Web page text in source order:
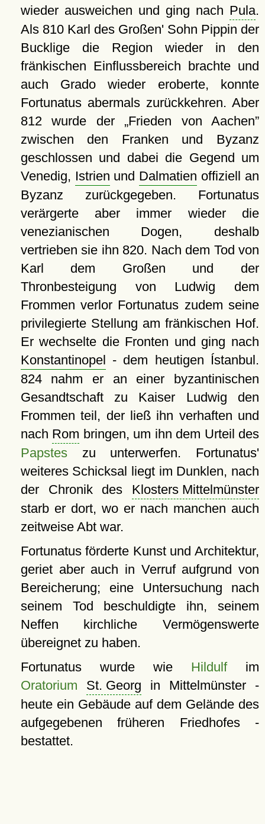
wieder ausweichen und ging nach Pula.
Als 810 Karl des Großen' Sohn Pippin der
Bucklige die Region wieder in den
fränkischen Einflussbereich brachte und
auch Grado wieder eroberte, konnte
Fortunatus abermals zurückkehren. Aber
812 wurde der Frieden von Aachen
zwischen den Franken und Byzanz
geschlossen und dabei die Gegend um
Venedig, Istrien und Dalmatien offiziell an
Byzanz zurückgegeben. Fortunatus
verärgerte aber immer wieder die
venezianischen Dogen, deshalb
vertrieben sie ihn 820. Nach dem Tod von
Karl dem Großen und der
Thronbesteigung von Ludwig dem
Frommen verlor Fortunatus zudem seine
privilegierte Stellung am fränkischen Hof.
Er wechselte die Fronten und ging nach
Konstantinopel - dem heutigen Ístanbul.
824 nahm er an einer byzantinischen
Gesandtschaft zu Kaiser Ludwig den
Frommen teil, der ließ ihn verhaften und
nach Rom bringen, um ihn dem Urteil des
Papsteszu unterwerfen. Fortunatus'
weiteres Schicksal liegt im Dunklen, nach
der Chronik des Klosters Mittelmünster
starb er dort, wo er nach manchen auch
zeitweise Abt war.
Fortunatus förderte Kunst und Architektur,
geriet aber auch in Verruf aufgrund von
Bereicherung; eine Untersuchung nach
seinem Tod beschuldigte ihn, seinem
Neffen kirchliche Vermögenswerte
übereignet zu haben.
Fortunatus wurde wie Hildulfim
Oratorium
St. Georg in Mittelmünster -
heute ein Gebäude auf dem Gelände des
aufgegebenen früheren Friedhofes -
bestattet.